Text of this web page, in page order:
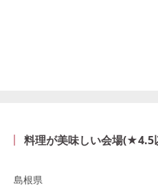
料理が美味しい会場(★4.5
島根県